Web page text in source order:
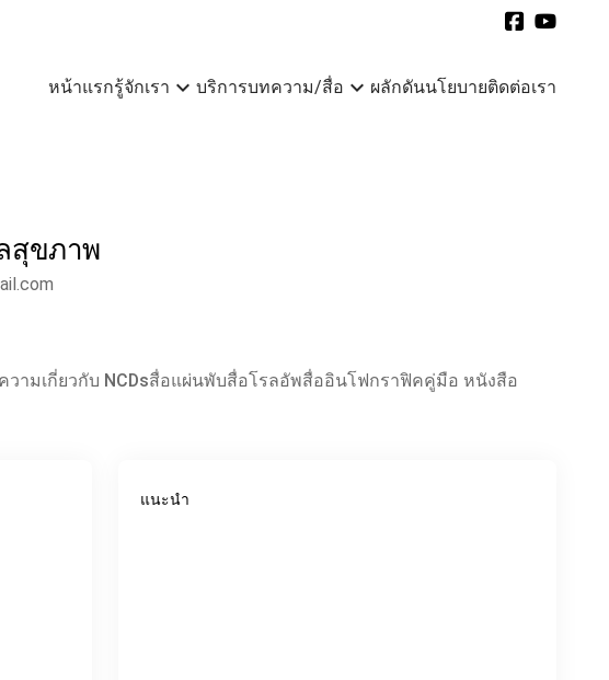
หน้าแรกรู้จักเรา expand_more บริการบทความ/สื่อ expand_more ผลักดันนโยบายติดต่อเรา
สุขภาพ
วามเกี่ยวกับ NCDsสื่อแผ่นพับสื่อโรลอัพสื่ออินโฟกราฟิคคู่มือ หนังสือ
แนะนำ